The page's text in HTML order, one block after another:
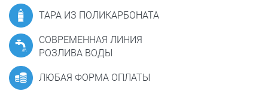
ТАРА ИЗ ПОЛИКАРБОНАТА
СОВРЕМЕННАЯ ЛИНИЯ
РОЗЛИВА ВОДЫ
ЛЮБАЯ ФОРМА ОПЛАТЫ